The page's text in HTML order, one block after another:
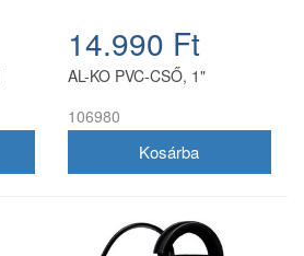
14.990 Ft
AL-KO PVC-CSŐ, 1"
106980